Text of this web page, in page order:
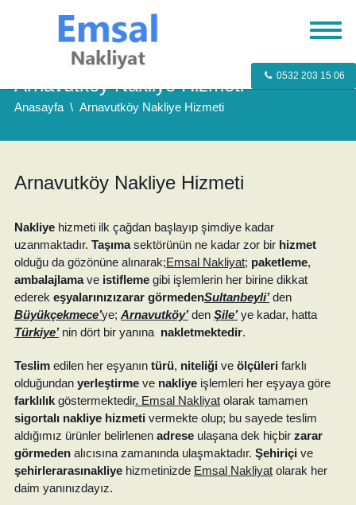
0532 203 15 06
Arnavutköy Nakliye Hizmeti
Anasayfa Arnavutköy Nakliye Hizmeti
Arnavutköy Nakliye Hizmeti
Nakliyehizmeti ilk çağdan başlayıp şimdiye kadar
uzanmaktadır. Taşımasektörünün ne kadar zor bir hizmet
olduğu da gözönüne alınarak;Emsal Nakliyat; paketleme,
ambalajlamave istiflemegibi işlemlerin her birine dikkat
ederek eşyalarınızızarar görmedenSultanbeyli’den
Büyükçekmece’ye; Arnavutköy’den Şile’ye kadar, hatta
Türkiye’nin dört bir yanına nakletmektedir.
Teslimedilen her eşyanın türü, niteliğive ölçülerifarklı
olduğundan yerleştirmeve nakliyeişlemleri her eşyaya göre
farklılıkgöstermektedir. Emsal Nakliyatolarak tamamen
sigortalı nakliye hizmetivermekte olup; bu sayede teslim
aldığımız ürünler belirlenen adreseulaşana dek hiçbir zarar
görmedenalıcısına zamanında ulaşmaktadır. Şehiriçive
şehirlerarasınakliyehizmetinizde Emsal Nakliyatolarak her
daim yanınızdayız.